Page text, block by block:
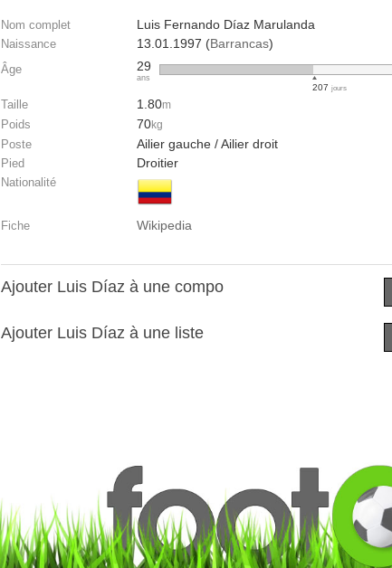
Nom complet Luis Fernando Díaz Marulanda
Naissance 13.01.1997 (Barrancas)
Âge 29
ans
207jours
Taille 1.80m
Poids 70kg
Poste Ailier gauche / Ailier droit
Pied Droitier
Nationalité
Fiche Wikipedia
Ajouter Luis Díaz à une compo
Ajouter Luis Díaz à une liste